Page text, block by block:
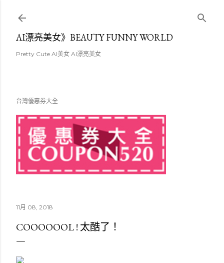
AI漂亮美女》BEAUTY FUNNY WORLD
Pretty Cute AI美女 AI漂亮美女
台灣優惠券大全
11月 08, 2018
COOOOOOL ! 太酷了！